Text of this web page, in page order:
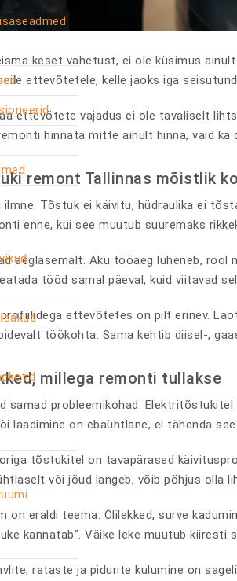
keset vahetust, ei ole küsimus
ettevõtetele, kelle jaoks iga
ettevõtete vajadus ei ole tavaliselt
hinnata mitte ainult hinna, vaid
remont Tallinnas mõistlik
ilmne. Tõstuk ei käivitu, hüdraulika ei
enne, kui see muutub suuremaks
aeglasemalt. Aku tööaeg lüheneb,
tööd samal päeval, kuid viitavad
ettevõtetes on pilt erinev.
töökohta. Sama kehtib diisel-,
millega remonti tullakse
samad probleemikohad.
laadimine on ebaühtlane, ei tähenda
tõstukitel on tavapärased
või jõud langeb, võib põhjus olla
on eraldi teema. Õlilekked, surve
kannatab”. Väike leke muutub
rataste ja pidurite kulumine on